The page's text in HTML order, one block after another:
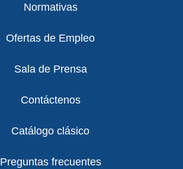
Normativas
Ofertas de Empleo
Sala de Prensa
Contáctenos
Catálogo clásico
Preguntas frecuentes